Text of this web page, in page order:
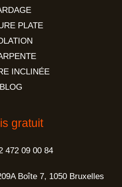
PLATE
INCLINÉE
BLOG
gratuit
472 09 00 84
Boîte 7, 1050 Bruxelles